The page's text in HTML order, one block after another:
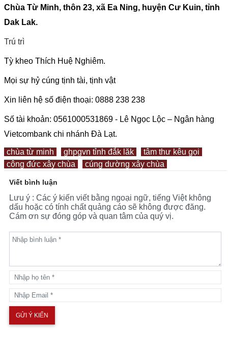
Chùa Từ Minh, thôn 23, xã Ea Ning, huyện Cư Kuin, tỉnh
Dak Lak.
Trú trì
Tỳ kheo Thích Huệ Nghiêm.
Mọi sự hỷ cúng tịnh tài, tịnh vật
Xin liên hệ số điện thoại: 0888 238 238
Số tài khoản: 0561000531869 - Lê Ngọc Lộc – Ngân hàng
Vietcombank chi nhánh Đà Lạt.
chùa từ minh ghpgvn tỉnh đắk lăk
tâm thư kêu gọi
công đức xây chùa
cúng dường xây chùa
Viết bình luận
Lưu ý : Các ý kiến viết bằng ngoại ngữ, tiếng Việt không
dấu hoặc có tính chất quảng cáo sẽ không được đăng.
Cám ơn sự đóng góp và quan tâm của quý vị.